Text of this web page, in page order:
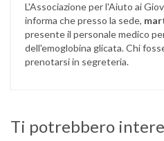
L'Associazione per l'Aiuto ai
informa che presso la sede,
presente il personale medico
dell'emoglobina glicata. Chi
prenotarsi in segreteria.
Ti potrebbero